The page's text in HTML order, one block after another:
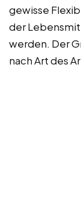
gewisse
der
werden. Der
nach Art des